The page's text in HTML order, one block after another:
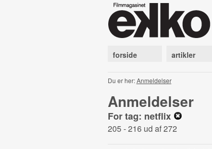
forside artikler
Du er her:Anmeldelser
Anmeldelser
For tag: netflix
205 - 216 ud af 272